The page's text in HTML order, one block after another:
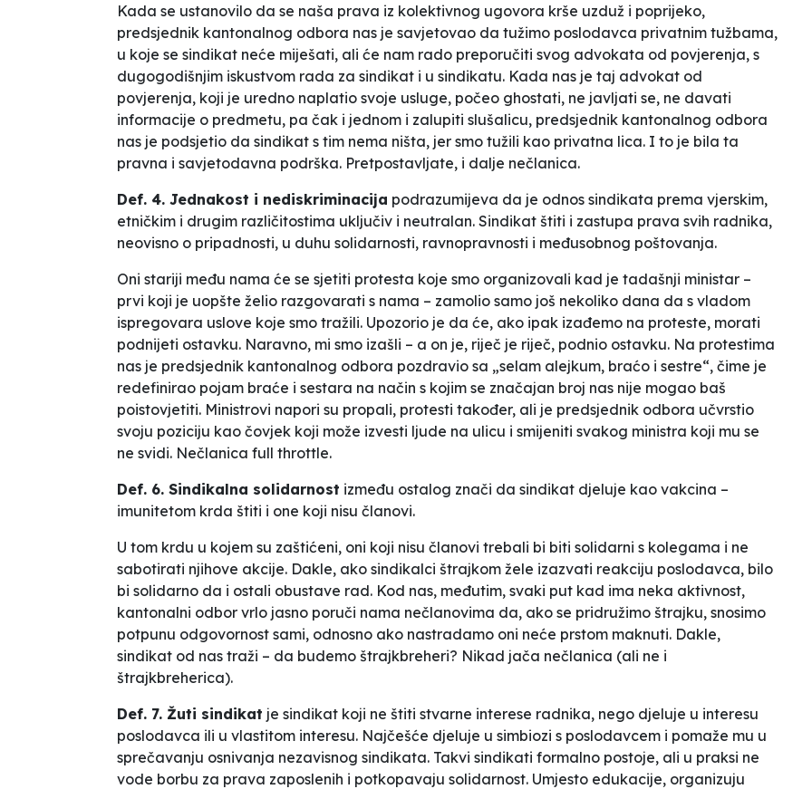
Kada se ustanovilo da se naša prava iz kolektivnog ugovora krše uzduž i poprijeko,
predsjednik kantonalnog odbora nas je savjetovao da tužimo poslodavca privatnim tužbama,
u koje se sindikat neće miješati, ali će nam rado preporučiti svog advokata od povjerenja, s
dugogodišnjim iskustvom rada za sindikat i u sindikatu. Kada nas je taj advokat od
povjerenja, koji je uredno naplatio svoje usluge, počeo ghostati, ne javljati se, ne davati
informacije o predmetu, pa čak i jednom i zalupiti slušalicu, predsjednik kantonalnog odbora
nas je podsjetio da sindikat s tim nema ništa, jer smo tužili kao privatna lica. I to je bila ta
pravna i savjetodavna podrška. Pretpostavljate, i dalje nečlanica.
Def. 4. Jednakost i nediskriminacija podrazumijeva da je odnos sindikata prema vjerskim,
etničkim i drugim različitostima uključiv i neutralan. Sindikat štiti i zastupa prava svih radnika,
neovisno o pripadnosti, u duhu solidarnosti, ravnopravnosti i međusobnog poštovanja.
Oni stariji među nama će se sjetiti protesta koje smo organizovali kad je tadašnji ministar –
prvi koji je uopšte želio razgovarati s nama – zamolio samo još nekoliko dana da s vladom
ispregovara uslove koje smo tražili. Upozorio je da će, ako ipak izađemo na proteste, morati
podnijeti ostavku. Naravno, mi smo izašli – a on je, riječ je riječ, podnio ostavku. Na protestima
nas je predsjednik kantonalnog odbora pozdravio sa „selam alejkum, braćo i sestre“, čime je
redefinirao pojam braće i sestara na način s kojim se značajan broj nas nije mogao baš
poistovjetiti. Ministrovi napori su propali, protesti također, ali je predsjednik odbora učvrstio
svoju poziciju kao čovjek koji može izvesti ljude na ulicu i smijeniti svakog ministra koji mu se
ne svidi. Nečlanica full throttle.
Def. 6. Sindikalna solidarnost između ostalog znači da sindikat djeluje kao vakcina –
imunitetom krda štiti i one koji nisu članovi.
U tom krdu u kojem su zaštićeni, oni koji nisu članovi trebali bi biti solidarni s kolegama i ne
sabotirati njihove akcije. Dakle, ako sindikalci štrajkom žele izazvati reakciju poslodavca, bilo
bi solidarno da i ostali obustave rad. Kod nas, međutim, svaki put kad ima neka aktivnost,
kantonalni odbor vrlo jasno poruči nama nečlanovima da, ako se pridružimo štrajku, snosimo
potpunu odgovornost sami, odnosno ako nastradamo oni neće prstom maknuti. Dakle,
sindikat od nas traži – da budemo štrajkbreheri? Nikad jača nečlanica (ali ne i
štrajkbreherica).
Def. 7. Žuti sindikat je sindikat koji ne štiti stvarne interese radnika, nego djeluje u interesu
poslodavca ili u vlastitom interesu. Najčešće djeluje u simbiozi s poslodavcem i pomaže mu u
sprečavanju osnivanja nezavisnog sindikata. Takvi sindikati formalno postoje, ali u praksi ne
vode borbu za prava zaposlenih i potkopavaju solidarnost. Umjesto edukacije, organizuju